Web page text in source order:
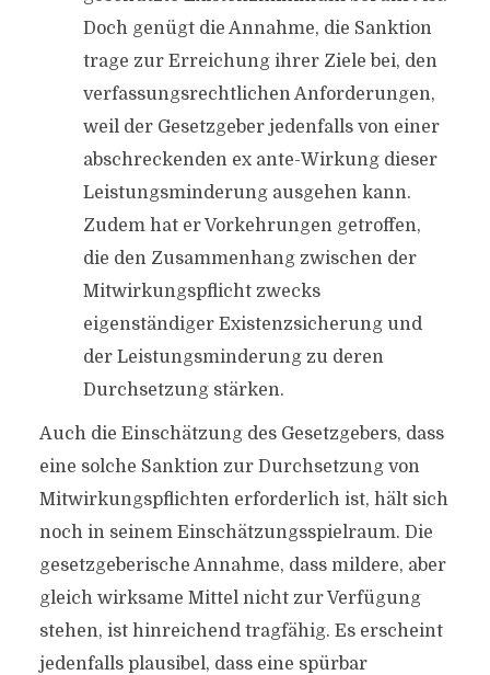
Doch genügt die Annahme, die Sanktion
trage zur Erreichung ihrer Ziele bei, den
verfassungsrechtlichen Anforderungen,
weil der Gesetzgeber jedenfalls von einer
abschreckenden ex ante-Wirkung dieser
Leistungsminderung ausgehen kann.
Zudem hat er Vorkehrungen getroffen,
die den Zusammenhang zwischen der
Mitwirkungspflicht zwecks
eigenständiger Existenzsicherung und
der Leistungsminderung zu deren
Durchsetzung stärken.
Auch die Einschätzung des Gesetzgebers, dass
eine solche Sanktion zur Durchsetzung von
Mitwirkungspflichten erforderlich ist, hält sich
noch in seinem Einschätzungsspielraum. Die
gesetzgeberische Annahme, dass mildere, aber
gleich wirksame Mittel nicht zur Verfügung
stehen, ist hinreichend tragfähig. Es erscheint
jedenfalls plausibel, dass eine spürbar